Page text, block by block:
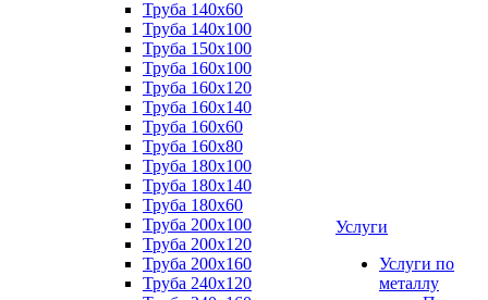
Труба 140x60
Труба 140x100
Труба 150x100
Труба 160x100
Труба 160x120
Труба 160x140
Труба 160x60
Труба 160x80
Труба 180x100
Труба 180x140
Труба 180x60
Труба 200x100
Труба 200x120
Труба 200x160
Труба 240x120
Услуги
Услуги по
металлу